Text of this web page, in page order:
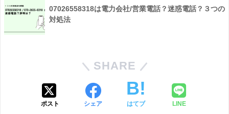
07026558318は電力会社/営業電話？迷惑電話？３つの
対処法
SHARE
ポスト シェア はてブ LINE